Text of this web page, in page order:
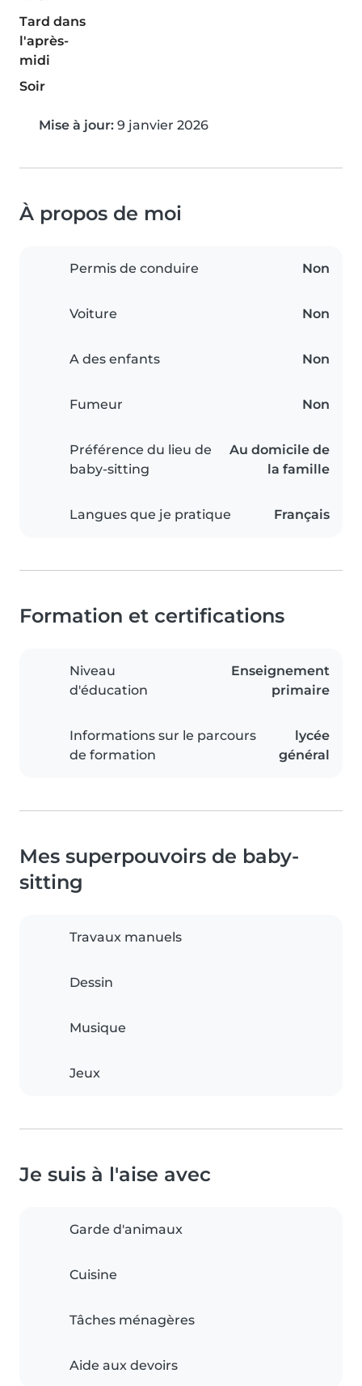
Tard dans
l'après-
midi
Soir
Mise à jour: 9 janvier 2026
À propos de moi
Permis de conduire Non
Voiture Non
A des enfants Non
Fumeur Non
Préférence du lieu de
baby-sitting
Au domicile de
la famille
Langues que je pratique Français
Formation et certifications
Niveau
d'éducation
Enseignement
primaire
Informations sur le parcours
de formation
lycée
général
Mes superpouvoirs de baby-
sitting
Travaux manuels
Dessin
Musique
Jeux
Je suis à l'aise avec
Garde d'animaux
Cuisine
Tâches ménagères
Aide aux devoirs